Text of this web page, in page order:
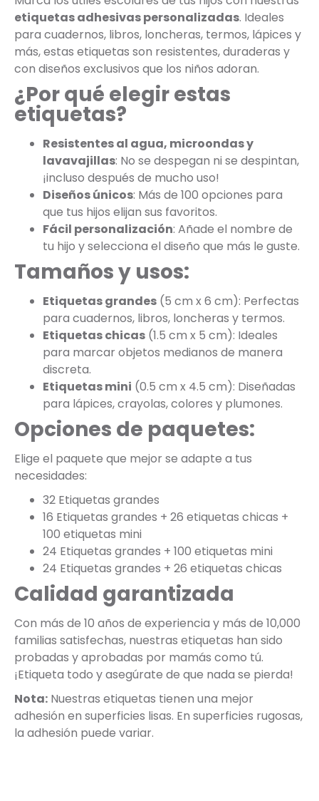
etiquetas adhesivas personalizadas. Ideales
para cuadernos, libros, loncheras, termos, lápices y
más, estas etiquetas son resistentes, duraderas y
con diseños exclusivos que los niños adoran.
¿Por qué elegir estas
etiquetas?
Resistentes al agua, microondas y
lavavajillas: No se despegan ni se despintan,
¡incluso después de mucho uso!
Diseños únicos: Más de 100 opciones para
que tus hijos elijan sus favoritos.
Fácil personalización: Añade el nombre de
tu hijo y selecciona el diseño que más le guste.
Tamaños y usos:
Etiquetas grandes (5 cm x 6 cm): Perfectas
para cuadernos, libros, loncheras y termos.
Etiquetas chicas (1.5 cm x 5 cm): Ideales
para marcar objetos medianos de manera
discreta.
Etiquetas mini (0.5 cm x 4.5 cm): Diseñadas
para lápices, crayolas, colores y plumones.
Opciones de paquetes:
Elige el paquete que mejor se adapte a tus
necesidades:
32 Etiquetas grandes
16 Etiquetas grandes + 26 etiquetas chicas +
100 etiquetas mini
24 Etiquetas grandes + 100 etiquetas mini
24 Etiquetas grandes + 26 etiquetas chicas
Calidad garantizada
Con más de 10 años de experiencia y más de 10,000
familias satisfechas, nuestras etiquetas han sido
probadas y aprobadas por mamás como tú.
¡Etiqueta todo y asegúrate de que nada se pierda!
Nota: Nuestras etiquetas tienen una mejor
adhesión en superficies lisas. En superficies rugosas,
la adhesión puede variar.